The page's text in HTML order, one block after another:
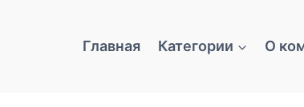
Главная Категории О